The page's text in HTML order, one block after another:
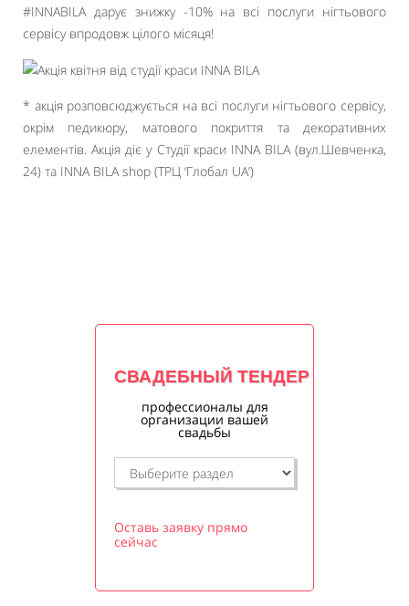
#INNABILA дарує знижку -10% на всі послуги нігтьового
сервісу впродовж цілого місяця!
* акція розповсюджується на всі послуги нігтьового сервісу,
окрім педикюру, матового покриття та декоративних
елементів. Акція діє у Студії краси INNA BILA (вул.Шевченка,
24) та INNA BILA shop (ТРЦ ‘Глобал UA’)
СВАДЕБНЫЙ ТЕНДЕР
профессионалы для
организации вашей
свадьбы
Оставь заявку прямо
сейчас